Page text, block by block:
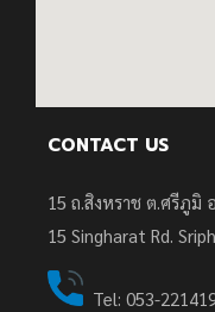
CONTACT US
15 ถ.สิงหราช ต.ศรีภูมิ
15 Singharat Rd.
Tel: 053-